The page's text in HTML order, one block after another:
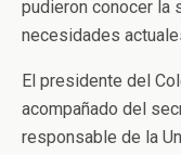
pudieron conocer la
necesidades
El presidente del
acompañado del
responsable de la